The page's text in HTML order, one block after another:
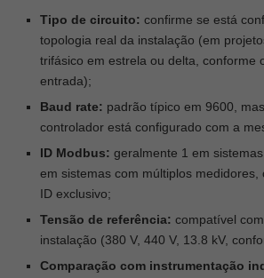
Tipo de circuito: confirme se está
topologia real da instalação (em
trifásico em estrela ou delta, conforme
entrada);
Baud rate: padrão típico em 9600,
controlador está configurado com a
ID Modbus: geralmente 1 em
em sistemas com múltiplos medidores,
ID exclusivo;
Tensão de referência: compatível
instalação (380 V, 440 V, 13.8 kV,
Comparação com instrumentação